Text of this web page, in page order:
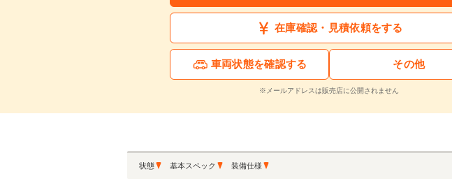
在庫確認・見積依頼をする
車両状態を確認する その他
※メールアドレスは販売店に公開されません
状態 基本スペック 装備仕様